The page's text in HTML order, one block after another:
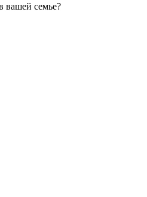
вашей семье?